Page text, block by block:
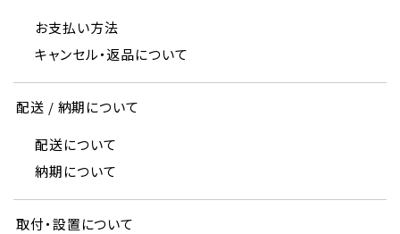
お支払い方法
キャンセル・返品について
配送 / 納期について
配送について
納期について
取付・設置について